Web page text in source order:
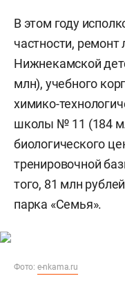
В этом году
частности,
Нижнекамской
млн), учебного
химико-
школы № 11 (184
биологического
тренировочной
того, 81 млн
парка «Семья».
Фото: e-nkama.ru